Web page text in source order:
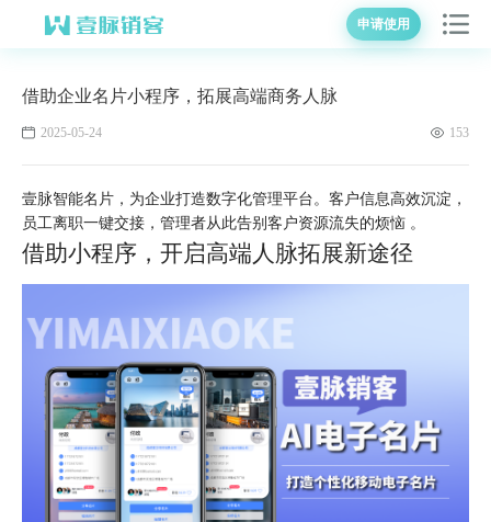
申请使用
借助企业名片小程序，拓展高端商务人脉
2025-05-24 153
壹脉智能名片，为企业打造数字化管理平台。客户信息高效沉淀，
员工离职一键交接，管理者从此告别客户资源流失的烦恼 。
借助小程序，开启高端人脉拓展新途径